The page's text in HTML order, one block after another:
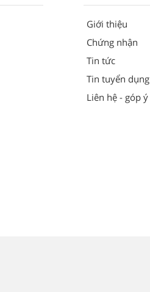
Giới thiệu
Chứng nhận
Tin tức
Tin tuyển dụng
Liên hệ - góp ý